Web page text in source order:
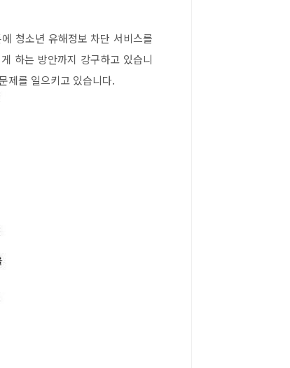
청소년 유해정보 차단 서비스를
하는 방안까지 강구하고 있습니
제를 일으키고 있습니다.